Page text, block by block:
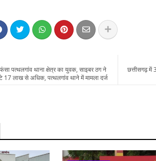
छत्तीसगढ़ में
पत्थलगांव थाना क्षेत्र का युवक, साइबर ठग ने
लाख से अधिक, पत्थलगांव थाने में मामला दर्ज